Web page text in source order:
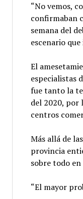
“No vemos,
confirmaban
semana del
escenario
El
especialistas
fue tanto la
del 2020, por
centros
Más allá de
provincia
sobre todo
“El mayor